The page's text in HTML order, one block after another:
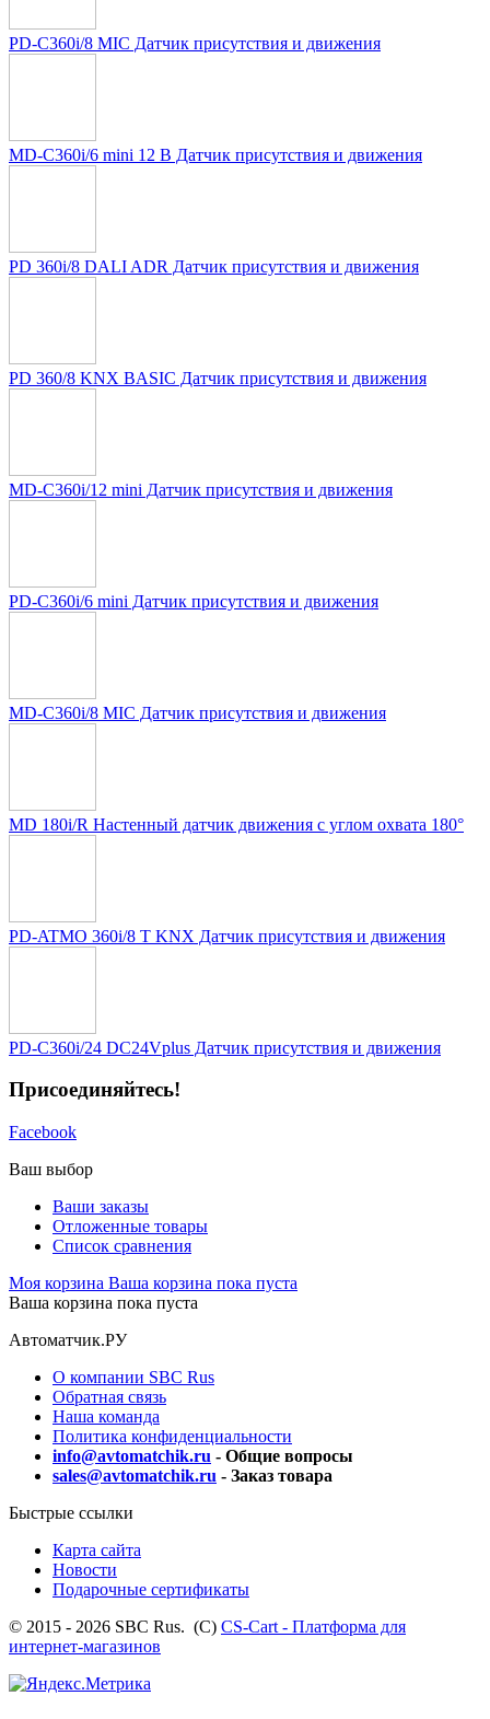
PD-C360i/8 MIC Датчик присутствия и движения
MD-C360i/6 mini 12 В Датчик присутствия и движения
PD 360i/8 DALI ADR Датчик присутствия и движения
PD 360/8 KNX BASIC Датчик присутствия и движения
MD-C360i/12 mini Датчик присутствия и движения
PD-C360i/6 mini Датчик присутствия и движения
MD-C360i/8 MIC Датчик присутствия и движения
MD 180i/R Настенный датчик движения с углом охвата 180°
PD-ATMO 360i/8 T KNX Датчик присутствия и движения
PD-C360i/24 DC24Vplus Датчик присутствия и движения
Присоединяйтесь!
Facebook
Ваш выбор
Ваши заказы
Отложенные товары
Список сравнения
Моя корзина Ваша корзина пока пуста
Ваша корзина пока пуста
Автоматчик.РУ
О компании SBC Rus
Обратная связь
Наша команда
Политика конфиденциальности
info@avtomatchik.ru - Общие вопросы
sales@avtomatchik.ru - Заказ товара
Быстрые ссылки
Карта сайта
Новости
Подарочные сертификаты
© 2015 - 2026 SBC Rus. (С) CS-Cart - Платформа для
интернет-магазинов